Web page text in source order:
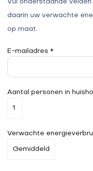
Vul onderstaande
daarin uw verwachte
op maat.
E-mailadres *
Aantal personen in
Verwachte